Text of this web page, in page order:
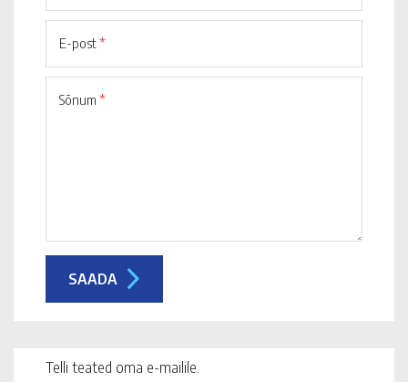
E-post*
Sõnum *
Telli teated oma e-mailile.